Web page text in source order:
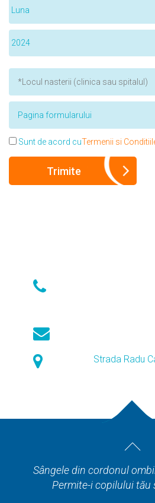
Sunt de acord cuTermenii si
Strada Radu
Sângele din cordonul
Permite-i copilului tău